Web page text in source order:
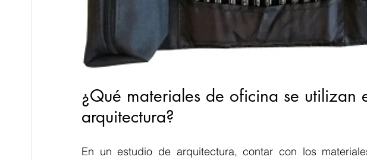
¿Qué materiales de oficina se utilizan
arquitectura?
En un estudio de arquitectura, contar con los